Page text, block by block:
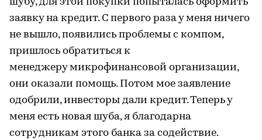
заявку на кредит. С первого раза у меня ничего
не вышло, появились проблемы с компом,
пришлось обратиться к
менеджерумикрофинансовой организации,
они оказали помощь. Потом мое заявление
одобрили, инвесторы дали кредит. Теперь у
меня есть новая шуба, я благодарна
сотрудникам этого банка за содействие.